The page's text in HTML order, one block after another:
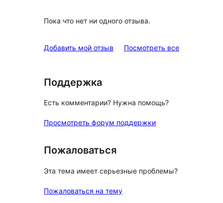
Пока что нет ни одного отзыва.
Добавить мой отзыв Посмотреть всеотзывы
Поддержка
Есть комментарии? Нужна помощь?
Просмотреть форум поддержки
Пожаловаться
Эта тема имеет серьезные проблемы?
Пожаловаться на тему